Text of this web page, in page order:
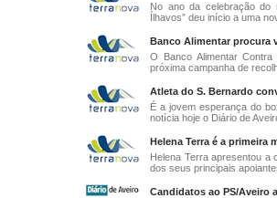
No ano da celebração do
Ílhavos” deu início a uma
Banco Alimentar procura
O Banco Alimentar
próxima campanha de
Atleta do S. Bernardo
É a jovem esperança do
notícia hoje o Diário de
Helena Terra é a primeira
Helena Terra apresentou a
dos seus principais
Candidatos ao PS/Aveiro